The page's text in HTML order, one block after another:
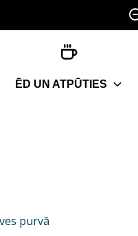
ĒD UN ATPŪTIES
purvā